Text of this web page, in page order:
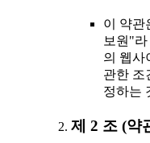
이 약관
보원"
의 웹사
관한 조
정하는
제 2 조 (약